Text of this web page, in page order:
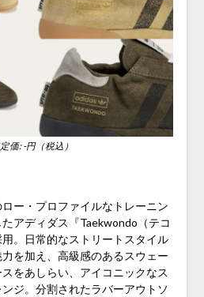
価: -円（税込）
ー・プロファイルなトレーニン
アディダス『Taekwondo（テコ
。日常的なストリートスタイル
を加え、高級感のあるスウェー
をあしらい、アイコニックなス
ジ。分割されたラバーアウトソ